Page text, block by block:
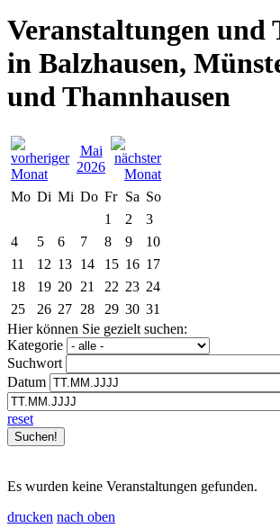
Veranstaltungen und
in Balzhausen,
und Thannhausen
Mai
2026
Mo Di Mi Do Fr Sa So
1
2
3
4
5 6 7 8 9
10
11
12 13 14 15 16 17
18
19 20 21 22 23 24
25
26 27 28 29 30 31
Hier können Sie gezielt suchen:
Kategorie
Suchwort
Datum
reset
Es wurden keine Veranstaltungen gefunden.
drucken nach oben